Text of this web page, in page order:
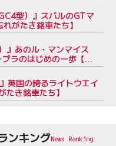
型）』スバルのGTマ
がたき銘車たち】
』あのル・マンマイス
ラのはじめの一歩【忘
英国の誇るライトウエイ
たき銘車たち】
ンキング